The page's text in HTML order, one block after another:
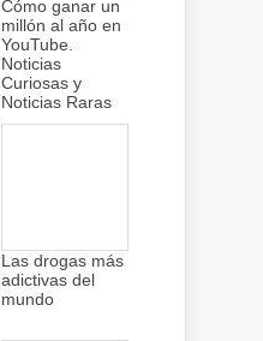
Cómo ganar un
millón al año en
YouTube.
Noticias
Curiosas y
Noticias Raras
Las drogas más
adictivas del
mundo